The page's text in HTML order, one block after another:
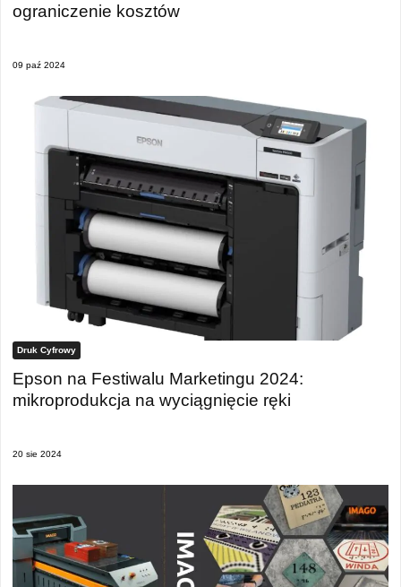
ograniczenie kosztów
09 paź 2024
Druk Cyfrowy
Epson na Festiwalu Marketingu 2024:
mikroprodukcja na wyciągnięcie ręki
20 sie 2024